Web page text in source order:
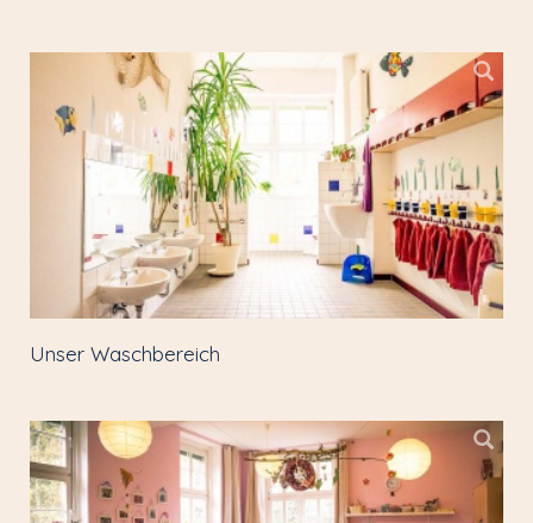
Unser Waschbereich